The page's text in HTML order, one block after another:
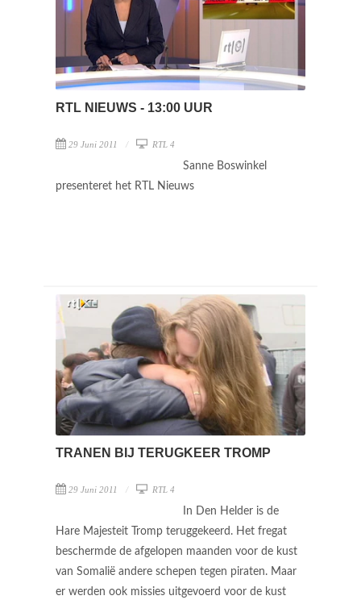
RTL NIEUWS - 13:00 UUR
29 Juni 2011 RTL 4
Sanne Boswinkel
presenteret het RTL Nieuws
TRANEN BIJ TERUGKEER TROMP
29 Juni 2011 RTL 4
In Den Helder is de
Hare Majesteit Tromp teruggekeerd. Het fregat
beschermde de afgelopen maanden voor de kust
van Somalië andere schepen tegen piraten. Maar
er werden ook missies uitgevoerd voor de kust